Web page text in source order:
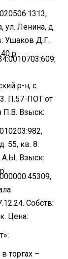
ул. Ленина, д.
Ушаков Д.Г.
р.
р-н, с.
П.57-ПОТ от
П.В. Взыск:
55, кв. 8.
А.Ы. Взыск:
Собств:
Цена:
торгах –